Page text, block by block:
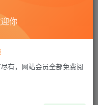
你
有，网站会员全部免费阅